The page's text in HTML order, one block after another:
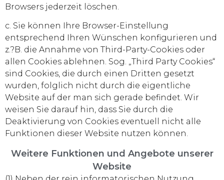
Browsers jederzeit löschen.
c. Sie können Ihre Browser-Einstellung
entsprechend Ihren Wünschen konfigurieren und
z.?B. die Annahme von Third-Party-Cookies oder
allen Cookies ablehnen. Sog. „Third Party Cookies“
sind Cookies, die durch einen Dritten gesetzt
wurden, folglich nicht durch die eigentliche
Website auf der man sich gerade befindet. Wir
weisen Sie darauf hin, dass Sie durch die
Deaktivierung von Cookies eventuell nicht alle
Funktionen dieser Website nutzen können.
Weitere Funktionen und Angebote unserer
Website